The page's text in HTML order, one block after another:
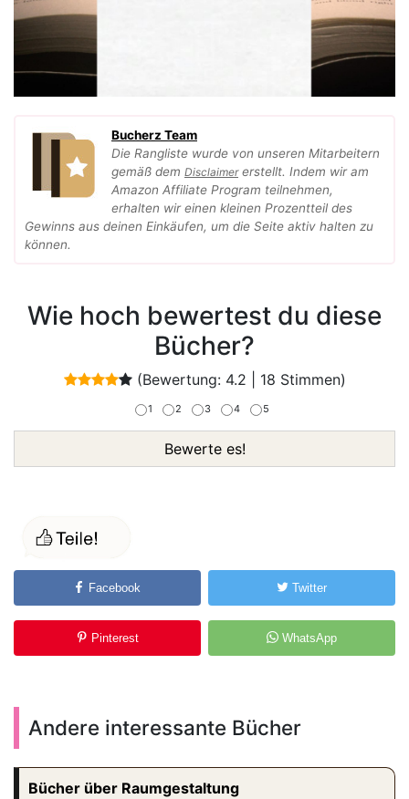
Bucherz Team
Die Rangliste wurde von unseren Mitarbeitern
gemäß dem Disclaimererstellt. Indem wir am
Amazon Affiliate Program teilnehmen,
erhalten wir einen kleinen Prozentteil des
Gewinns aus deinen Einkäufen, um die Seite aktiv halten zu
können.
Wie hoch bewertest du diese
Bücher?
(Bewertung: 4.2 18 Stimmen)
1 2 3 4 5
Bewerte es!
Facebook Twitter
Pinterest WhatsApp
Andere interessante Bücher
Bücher über Raumgestaltung